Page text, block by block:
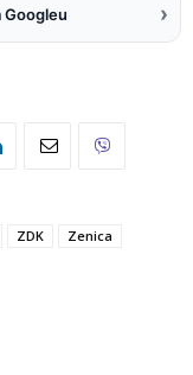
Googleu ›
ZDK Zenica